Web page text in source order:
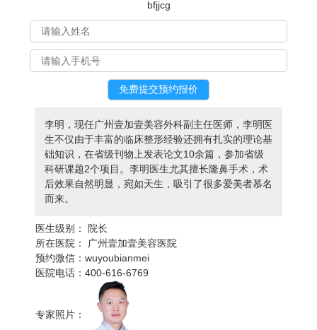
bfjjcg
李明，现任广州壹加壹美容外科副主任医师，李明医
生不仅由于丰富的临床整形经验还拥有扎实的理论基
础知识，在省级刊物上发表论文10余篇，参加省级
科研课题2个项目。李明医生尤其擅长隆鼻手术，术
后效果自然明显，宛如天生，吸引了很多爱美者慕名
而来。
医生级别：
院长
所在医院：
广州壹加壹美容医院
预约微信：wuyoubianmei
医院电话：400-616-6769
专家照片：